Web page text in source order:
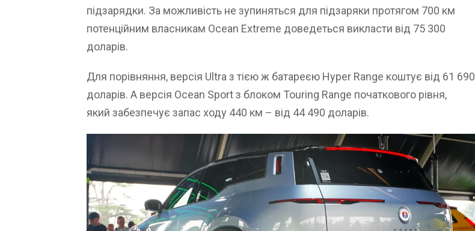
підзарядки. За можливість не зупиняться для підзаряки протягом 700 км
потенційним власникам Ocean Extreme доведеться викласти від 75 300
доларів.
Для порівняння, версія Ultra з тією ж батареєю Hyper Range коштує від 61 690
доларів. А версія Ocean Sport з блоком Touring Range початкового рівня,
який забезпечує запас ходу 440 км – від 44 490 доларів.